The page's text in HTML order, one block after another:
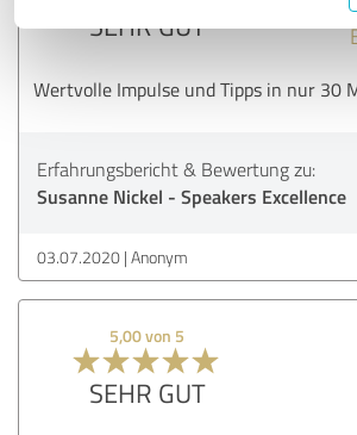
SEHR GUT
Wertvolle Impulse und Tipps in nur 30
Erfahrungsbericht & Bewertung zu:
Susanne Nickel - Speakers Excellence
03.07.2020 Anonym
5,00 von 5
SEHR GUT